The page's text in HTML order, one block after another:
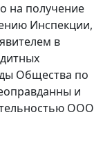
на получение
Инспекции,
в
Общества по
и
ООО